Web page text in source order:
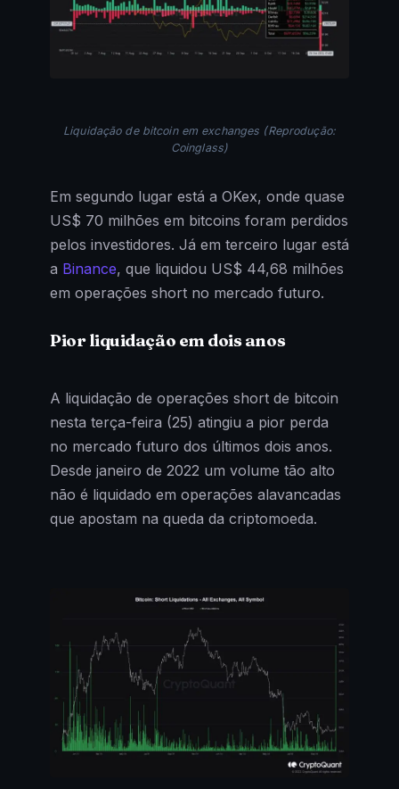
Liquidação de bitcoin em exchanges (Reprodução:
Coinglass)
Em segundo lugar está a OKex, onde quase
US$ 70 milhões em bitcoins foram perdidos
pelos investidores. Já em terceiro lugar está
a Binance, que liquidou US$ 44,68 milhões
em operações short no mercado futuro.
Pior liquidação em dois anos
A liquidação de operações short de bitcoin
nesta terça-feira (25) atingiu a pior perda
no mercado futuro dos últimos dois anos.
Desde janeiro de 2022 um volume tão alto
não é liquidado em operações alavancadas
que apostam na queda da criptomoeda.